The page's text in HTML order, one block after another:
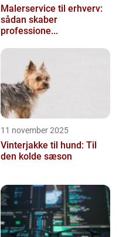
Malerservice til erhverv:
sådan skaber
professione...
11 november 2025
Vinterjakke til hund: Til
den kolde sæson